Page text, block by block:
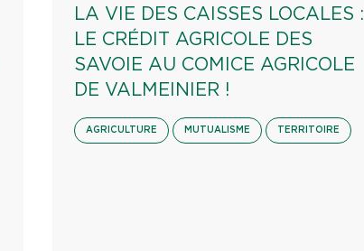
LA VIE DES CAISSES LOCALES :
LE CRÉDIT AGRICOLE DES
SAVOIE AU COMICE AGRICOLE
DE VALMEINIER !
AGRICULTURE MUTUALISME TERRITOIRE